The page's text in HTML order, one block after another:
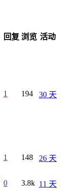
回复 浏览 活动
1 194 30 天
1 148 26 天
0 3.8k 11 天